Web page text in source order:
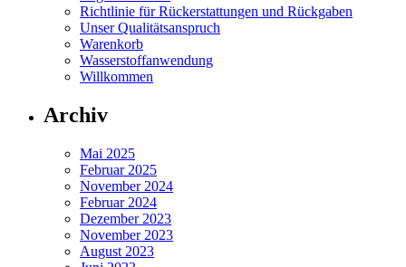
Richtlinie für Rückerstattungen und Rückgaben
Unser Qualitätsanspruch
Warenkorb
Wasserstoffanwendung
Willkommen
Archiv
Mai 2025
Februar 2025
November 2024
Februar 2024
Dezember 2023
November 2023
August 2023